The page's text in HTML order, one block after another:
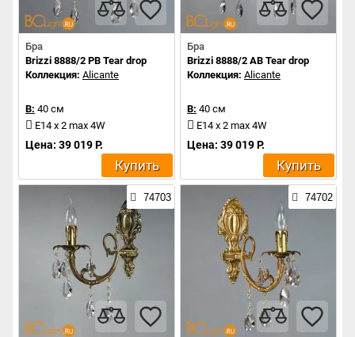
Бра
Brizzi 8888/2 PB Tear drop
Коллекция: Alicante
В: 40 см
E14 x 2 max 4W
Цена: 39 019 Р.
Купить
Бра
Brizzi 8888/2 AB Tear drop
Коллекция: Alicante
В: 40 см
E14 x 2 max 4W
Цена: 39 019 Р.
Купить
74703 74702